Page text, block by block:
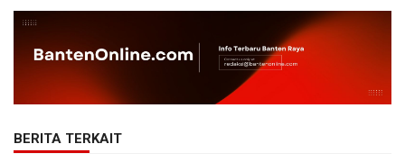
BERITA TERKAIT